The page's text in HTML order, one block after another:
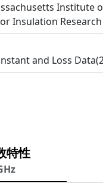
Institute
Insulation Research
and Loss
特性